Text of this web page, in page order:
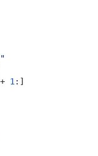
1